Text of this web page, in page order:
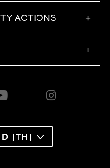
ACTIONS +
+
[TH]